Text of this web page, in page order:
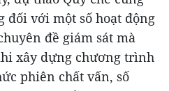
đối với một số hoạt động
đề giám sát mà
xây dựng chương trình
phiên chất vấn, số